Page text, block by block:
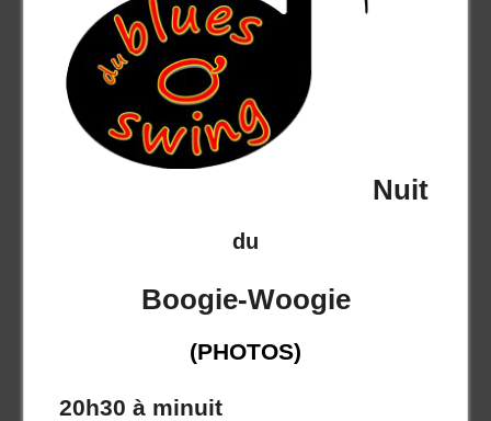
Nuit
du
Boogie-Woogie
(PHOTOS)
20h30 à minuit